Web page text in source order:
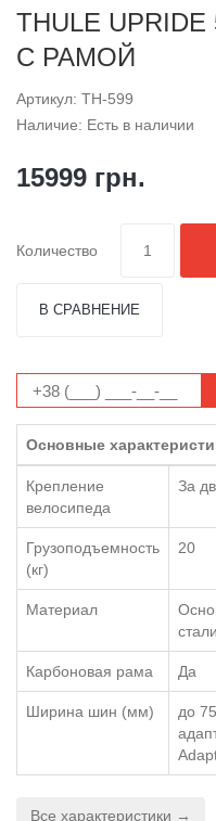
THULE
С РАМОЙ
Артикул: TH-599
Наличие: Есть в наличии
15999 грн.
Количество
В СРАВНЕНИЕ
Основные
Крепление
велосипеда
За
Грузоподъемность
(кг)
20
Материал
стали
Карбоновая рама Да
Ширина шин (мм)
до
Все характеристики →